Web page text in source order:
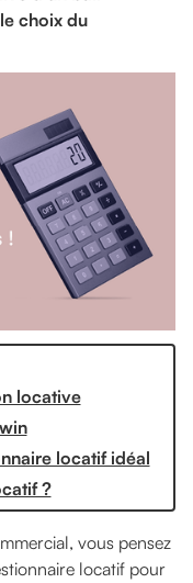
choix du
locative
locatif idéal
?
vous pensez
locatif pour